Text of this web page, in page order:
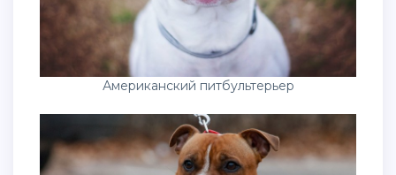
Американский питбультерьер